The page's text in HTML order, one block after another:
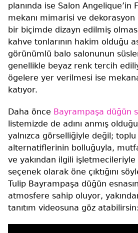
planında ise Salon Angelique’in
mekanı mimarisi ve dekorasyon
bir biçimde dizayn edilmiş
kahve tonlarının hakim olduğu
görünümlü balo salonunun
genellikle beyaz renk tercih
ögelere yer verilmesi ise
katıyor.
Daha önce Bayrampaşa düğün
listemizde de adını anmış
yalnızca görselliğiyle değil; toplu
alternatiflerinin bolluğuyla,
ve yakından ilgili
seçenek olarak öne çıktığını
Tulip Bayrampaşa düğün
atmosfere sahip oluyor,
tanıtım videosuna göz atabilirsin: